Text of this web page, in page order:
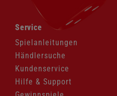
Navigation
überspringen
Service
Spielanleitungen
Händlersuche
Kundenservice
Hilfe & Support